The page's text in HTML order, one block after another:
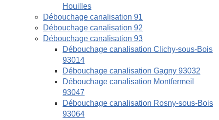
Houilles
Débouchage canalisation 91
Débouchage canalisation 92
Débouchage canalisation 93
Débouchage canalisation Clichy-sous-Bois
93014
Débouchage canalisation Gagny 93032
Débouchage canalisation Montfermeil
93047
Débouchage canalisation Rosny-sous-Bois
93064